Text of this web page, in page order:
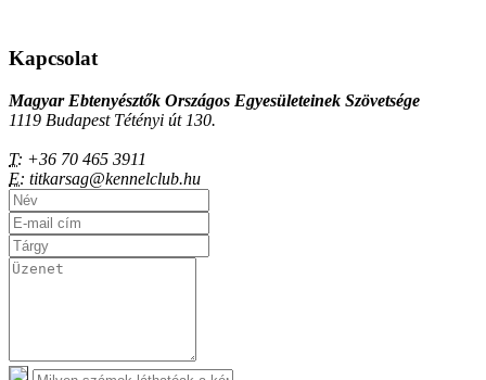
Kapcsolat
Magyar Ebtenyésztők Országos Egyesületeinek Szövetsége
1119 Budapest Tétényi út 130.
T: +36 70 465 3911
E: titkarsag@kennelclub.hu